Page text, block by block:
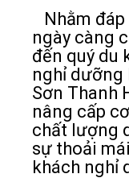
Nhằm
ngày càng
đến quý du
nghỉ dưỡng
Sơn Thanh
nâng cấp
chất lượng
sự thoải
khách nghỉ